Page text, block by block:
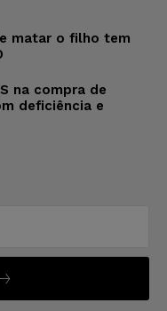
matar o filho tem
na compra de
deficiência e